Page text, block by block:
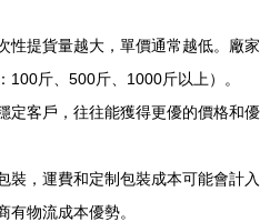
性提貨量越大，單價通常越低。廠家
斤、500斤、1000斤以上）。
定客戶，往往能獲得更優的價格和優
裝，運費和定制包裝成本可能會計入
物流成本優勢。